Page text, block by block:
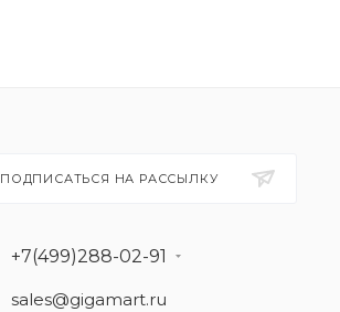
ПОДПИСАТЬСЯ НА РАССЫЛКУ
+7(499)288-02-91
sales@gigamart.ru